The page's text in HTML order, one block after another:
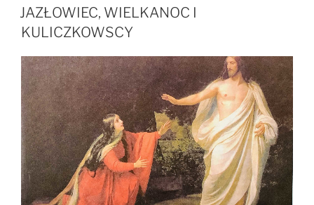
Wschodnich
na
Kresy
Zachodnie”
W
JAZŁOWIEC, WIELKANOC I
KULICZKOWSCY